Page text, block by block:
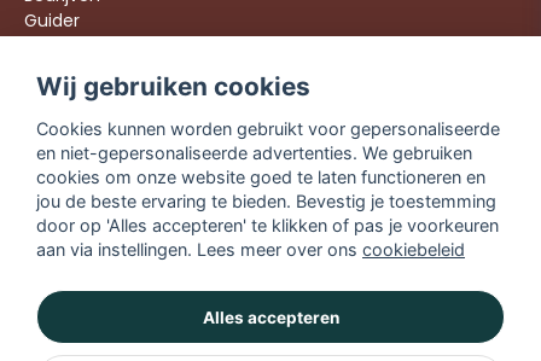
Guider
Följ oss:
Instagram
Facebook
TikTok
YouTube
Snelle leveringen
Veilig winkelen
Gratis verzending
vanaf €49,90
Wij gebruiken cookies
Cookies kunnen worden gebruikt voor gepersonaliseerde
en niet-gepersonaliseerde advertenties. We gebruiken
cookies om onze website goed te laten functioneren en
jou de beste ervaring te bieden. Bevestig je toestemming
door op 'Alles accepteren' te klikken of pas je voorkeuren
aan via instellingen. Lees meer over ons cookiebeleid
Alles accepteren